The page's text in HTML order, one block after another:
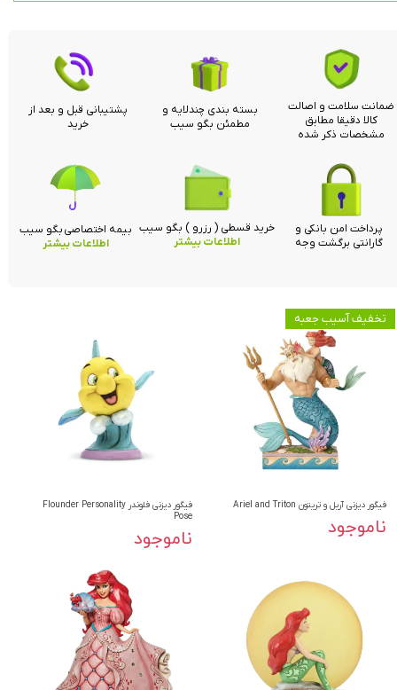
فیگور دیزنی آریل و تریتون Ariel and Triton
ناموجود
تخفیف آسیب جعبه
فیگور دیزنی فلوندر Flounder Personality
Pose
ناموجود
ضمانت سلامت و اصالت
کالا دقیقا مطابق
مشخصات ذکر شده
بسته بندی چندلایه و
مطمئن بگو سیب
پشتیبانی قبل و بعد از
خرید
خرید قسطی ( رزرو ) بگو سیب
اطلاعات بیشتر
پرداخت امن بانکی و
گارانتی برگشت وجه
بیمه اختصاصی بگو سیب
اطلاعات بیشتر